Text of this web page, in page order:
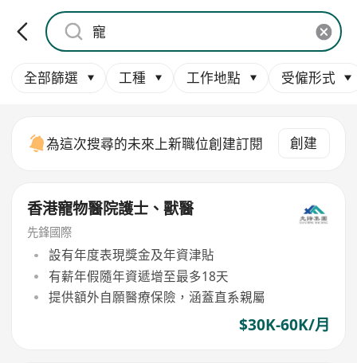
全部篩選 工種 工作地點 受僱形式
為這次搜尋的未來上新職位創建訂閱 創建
香港寵物醫院護士、獸醫
先鋒國際
設有年度表現獎金及年資津貼
有薪年假隨年資遞增至最多18天
提供額外自願醫療保險，涵蓋直系親屬
$30K-60K/月